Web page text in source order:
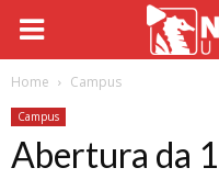
Home Campus
Campus
Abertura da